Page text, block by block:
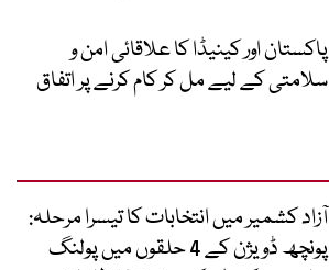
پاکستان اور کینیڈا کا علاقائی امن و
سلامتی کے لیے مل کر کام کرنے پر اتفاق
آزاد کشمیر میں انتخابات کا تیسرا مرحلہ:
پونچھ ڈویژن کے 4 حلقوں میں پولنگ